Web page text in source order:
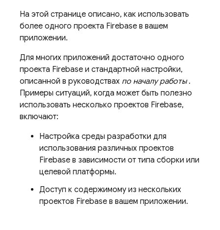
На этой странице описано, как использовать
более одного проекта Firebase в вашем
приложении.
Для многих приложений достаточно одного
проекта Firebase и стандартной настройки,
описанной в руководствах по началу работы.
Примеры ситуаций, когда может быть полезно
использовать несколько проектов Firebase,
включают:
Настройка среды разработки для
использования различных проектов
Firebase в зависимости от типа сборки или
целевой платформы.
Доступ к содержимому из нескольких
проектов Firebase в вашем приложении.